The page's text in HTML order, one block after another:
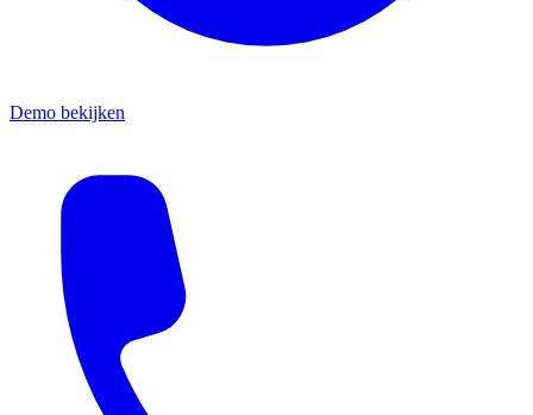
Demo bekijken